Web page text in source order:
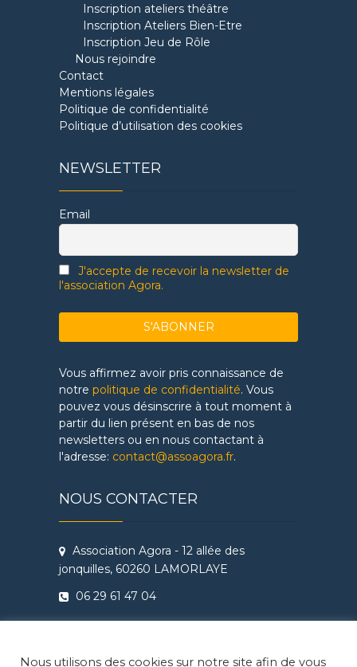
Inscription ateliers théâtre
Inscription Ateliers Bien-Etre
Inscription Jeu de Rôle
Nous rejoindre
Contact
Mentions légales
Politique de confidentialité
Politique d’utilisation des cookies
NEWSLETTER
Email
J'accepte de recevoir la newsletter de
l'association Agora.
Vous affirmez avoir pris connaissance de
notre politique de confidentialité. Vous
pouvez vous désinscrire à tout moment à
partir du lien présent en bas de nos
newsletters ou en nous contactant à
l'adresse: contact@assoagora.fr.
NOUS CONTACTER
Association Agora - 12 allée des
jonquilles, 60260 LAMORLAYE
06 29 61 47 04
Règlement intérieur Agora - Ateliers
Nous utilisons des cookies sur notre site afin de vous